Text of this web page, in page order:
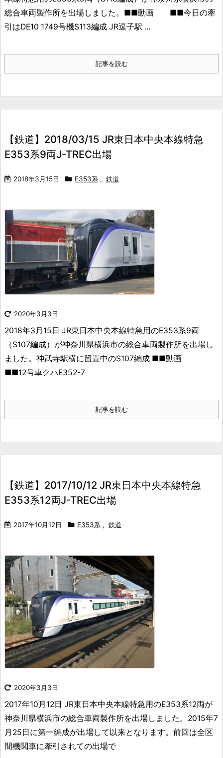
総合車両製作所を出場しました。■■動画 ■■今日の牽
引はDE10 1749号機S113編成 JR逗子駅 ...
記事を読む
【鉄道】2018/03/15 JR東日本中央本線特急
E353系9両J-TREC出場
2018年3月15日 E353系 , 鉄道
2020年3月3日
2018年3月15日 JR東日本中央本線特急用のE353系9両
（S107編成）が神奈川県横浜市の総合車両製作所を出場し
ました。 神武寺駅横に留置中のS107編成 ■■動画
■■12号車クハE352-7
記事を読む
【鉄道】2017/10/12 JR東日本中央本線特急
E353系12両J-TREC出場
2017年10月12日 E353系 , 鉄道
2020年3月3日
2017年10月12日 JR東日本中央本線特急用のE353系12両が
神奈川県横浜市の総合車両製作所を出場しました。 2015年7
月25日に第一編成が出場して以来となります。前回は全区
間機関車に牽引されての出場で